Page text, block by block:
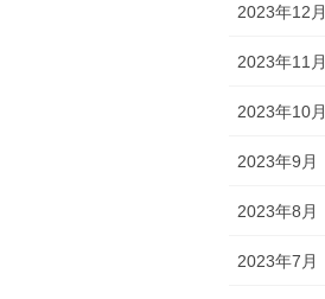
2023年12月
2023年11月
2023年10月
2023年9月
2023年8月
2023年7月